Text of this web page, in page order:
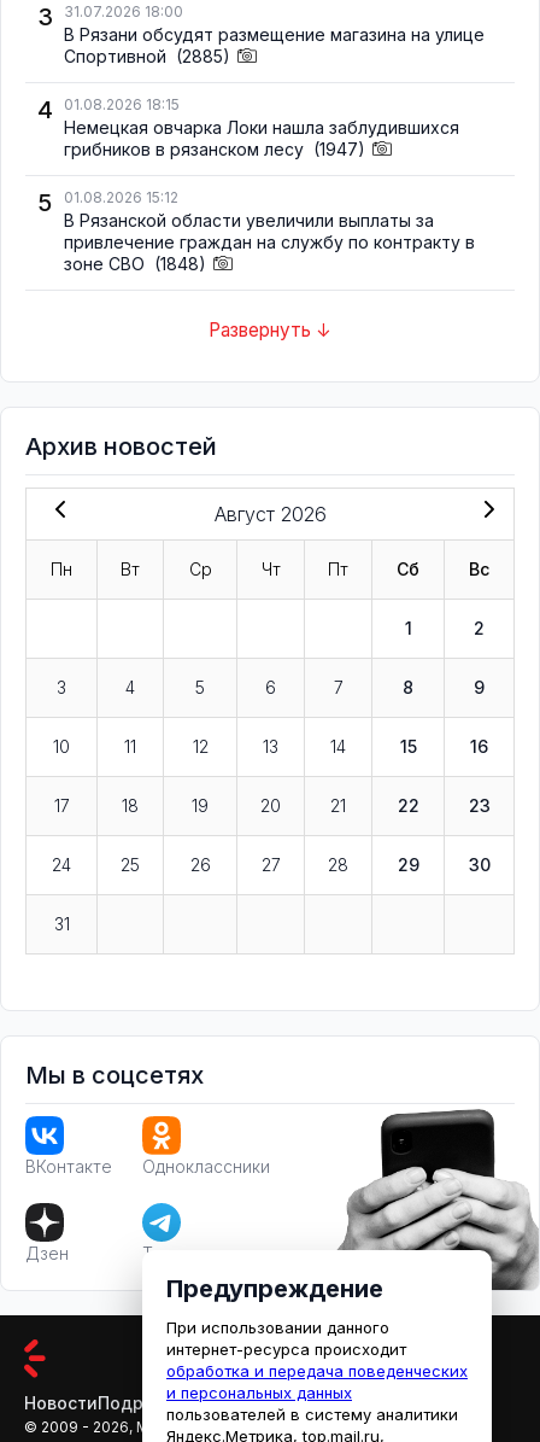
3 31.07.2026 18:00
В Рязани обсудят размещение магазина на улице
Спортивной (2885)
4 01.08.2026 18:15
Немецкая овчарка Локи нашла заблудившихся
грибников в рязанском лесу (1947)
5 01.08.2026 15:12
В Рязанской области увеличили выплаты за
привлечение граждан на службу по контракту в
зоне СВО (1848)
Развернуть ↓
Архив новостей
Август 2026
Пн Вт Ср Чт Пт Сб Вс
1 2
3 4 5 6 7 8 9
10 11 12 13 14 15 16
17 18 19 20 21 22 23
24 25 26 27 28 29 30
31
Мы в соцсетях
ВКонтакте Одноклассники
Дзен Телеграм
НовостиПодробностиАфишаКино
© 2009 - 2026, МЕДИАРЯЗАНЬ
Предупреждение
При использовании данного
интернет-ресурса происходит
обработка и передача поведенческих
и персональных данных
пользователей в систему аналитики
Яндекс.Метрика, top.mail.ru,